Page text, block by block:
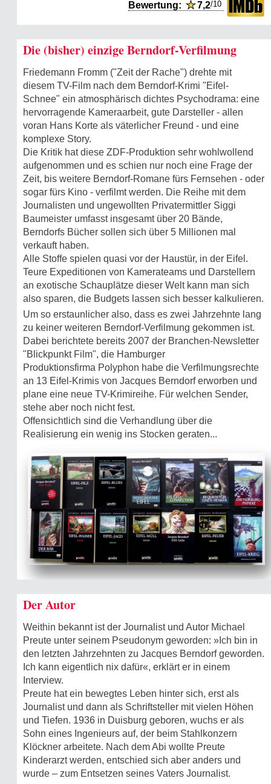
Bewertung:★7,2/10
Die (bisher) einzige Berndorf-Verfilmung
Friedemann Fromm ("Zeit der Rache") drehte mit
diesem TV-Film nach dem Berndorf-Krimi "Eifel-
Schnee" ein atmosphärisch dichtes Psychodrama: eine
hervorragende Kameraarbeit, gute Darsteller - allen
voran Hans Korte als väterlicher Freund - und eine
komplexe Story.
Die Kritik hat diese ZDF-Produktion sehr wohlwollend
aufgenommen und es schien nur noch eine Frage der
Zeit, bis weitere Berndorf-Romane fürs Fernsehen - oder
sogar fürs Kino - verfilmt werden. Die Reihe mit dem
Journalisten und ungewollten Privatermittler Siggi
Baumeister umfasst insgesamt über 20 Bände,
Berndorfs Bücher sollen sich über 5 Millionen mal
verkauft haben.
Alle Stoffe spielen quasi vor der Haustür, in der Eifel.
Teure Expeditionen von Kamerateams und Darstellern
an exotische Schauplätze dieser Welt kann man sich
also sparen, die Budgets lassen sich besser kalkulieren.
Um so erstaunlicher also, dass es zwei Jahrzehnte lang
zu keiner weiteren Berndorf-Verfilmung gekommen ist.
Dabei berichtete bereits 2007 der Branchen-Newsletter
"Blickpunkt Film", die Hamburger
Produktionsfirma Polyphon habe die Verfilmungsrechte
an 13 Eifel-Krimis von Jacques Berndorf erworben und
plane eine neue TV-Krimireihe. Für welchen Sender,
stehe aber noch nicht fest.
Offensichtlich sind die Verhandlung über die
Realisierung ein wenig ins Stocken geraten...
Der Autor
Weithin bekannt ist der Journalist und Autor Michael
Preute unter seinem Pseudo­nym geworden: »Ich bin in
den letzten Jahrzehnten zu Jacques Berndorf geworden.
Ich kann eigentlich nix dafür«, erklärt er in einem
Interview.
Preute hat ein bewegtes Leben hinter sich, erst als
Journalist und dann als Schriftsteller mit vielen Höhen
und Tiefen. 1936 in Duisburg geboren, wuchs er als
Sohn eines Ingenieurs auf, der beim Stahlkonzern
Klöckner arbeitete. Nach dem Abi wollte Preute
Kinderarzt werden, entschied sich aber anders und
wurde – zum Entsetzen seines Vaters Journalist.